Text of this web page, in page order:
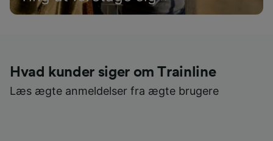
Hvad kunder siger om Trainline
Læs ægte anmeldelser fra ægte brugere